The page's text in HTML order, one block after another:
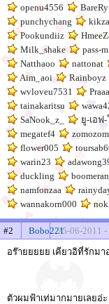
openu4556
BareRy
punchychang
Pookundiiz
Milk_shake
pass-m
Natthaoo
nattonat
Aim_aoi
Rainboyz
wvloveu7531
tainakaritsu
SaNook_z_
ยู-เอฟ-
megatef4
flower005
warin23
duckling
namfonzaa
wannakorn000
#2 Bobo22125-06-2011
อร๊ายยยยย เคียวอิที่รักมา
ตัวผมฟ้าเท่มากมายเลยอ่ะ